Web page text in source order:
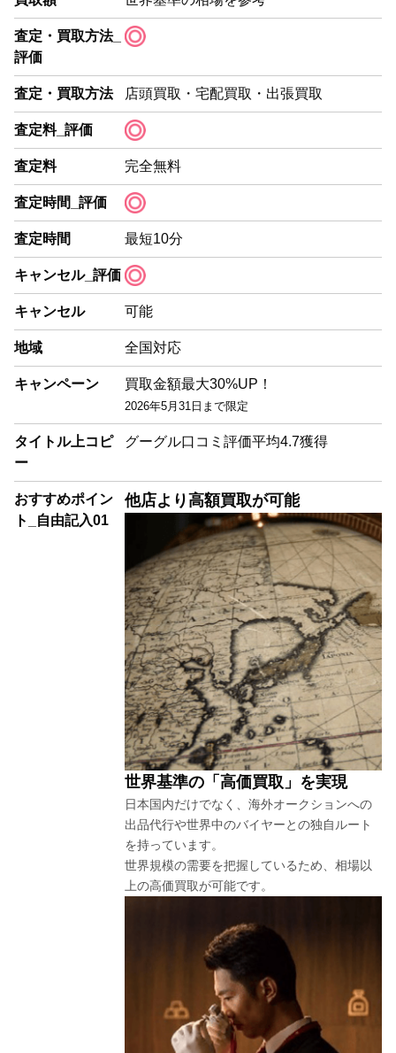
査定・買取方法_
評価
査定・買取方法 店頭買取・宅配買取・出張買取
査定料_評価
査定料 完全無料
査定時間_評価
査定時間 最短10分
キャンセル_評価
キャンセル 可能
地域 全国対応
キャンペーン 買取金額最大30%UP！
2026年5月31日まで限定
タイトル上コピ
ー
グーグル口コミ評価平均4.7獲得
おすすめポイン
ト_自由記入01
他店より高額買取が可能
世界基準の「高価買取」を実現
日本国内だけでなく、海外オークションへの
出品代行や世界中のバイヤーとの独自ルート
を持っています。
世界規模の需要を把握しているため、相場以
上の高価買取が可能です。